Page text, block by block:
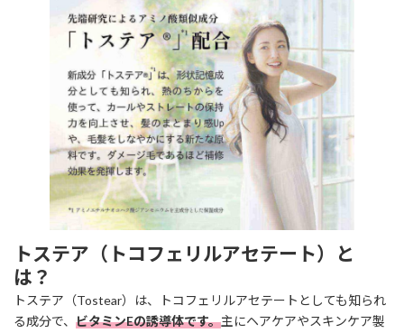
トステア（トコフェリルアセテート）と
は？
トステア（Tostear）は、トコフェリルアセテートとしても知られ
る成分で、 ビタミンEの誘導体です。主にヘアケアやスキンケア製